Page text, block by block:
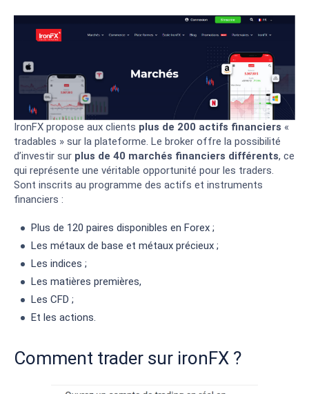
IronFX propose aux clients plus de 200 actifs financiers «
tradables » sur la plateforme. Le broker offre la possibilité
d’investir sur plus de 40 marchés financiers différents, ce
qui représente une véritable opportunité pour les traders.
Sont inscrits au programme des actifs et instruments
financiers :
Plus de 120 paires disponibles en Forex ;
Les métaux de base et métaux précieux ;
Les indices ;
Les matières premières,
Les CFD ;
Et les actions.
Comment trader sur ironFX ?